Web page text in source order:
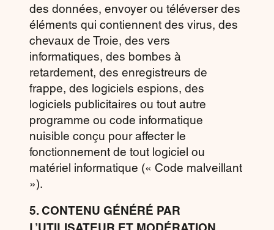
des données, envoyer ou téléverser des
éléments qui contiennent des virus, des
chevaux de Troie, des vers
informatiques, des bombes à
retardement, des enregistreurs de
frappe, des logiciels espions, des
logiciels publicitaires ou tout autre
programme ou code informatique
nuisible conçu pour affecter le
fonctionnement de tout logiciel ou
matériel informatique (« Code malveillant
»).
5. CONTENU GÉNÉRÉ PAR